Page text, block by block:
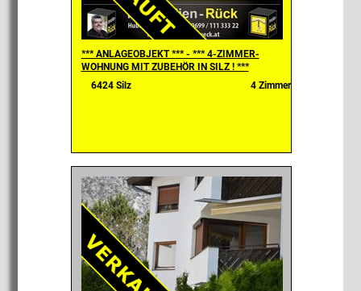
*** ANLAGEOBJEKT *** - *** 4-ZIMMER-
WOHNUNG MIT ZUBEHÖR IN SILZ ! ***
4 Zimmer
6424 Silz